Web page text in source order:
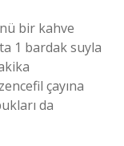
bir kahve
1 bardak suyla
çayına
da